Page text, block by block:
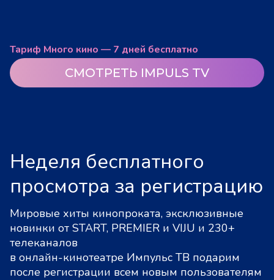
Тариф Много кино — 7 дней бесплатно
СМОТРЕТЬ IMPULS TV
Неделя бесплатного
просмотра за регистрацию
Мировые хиты кинопроката, эксклюзивные
новинки от START, PREMIER и VIJU и 230+
телеканалов
в онлайн-кинотеатре Импульс ТВ подарим
после регистрации всем новым пользователям